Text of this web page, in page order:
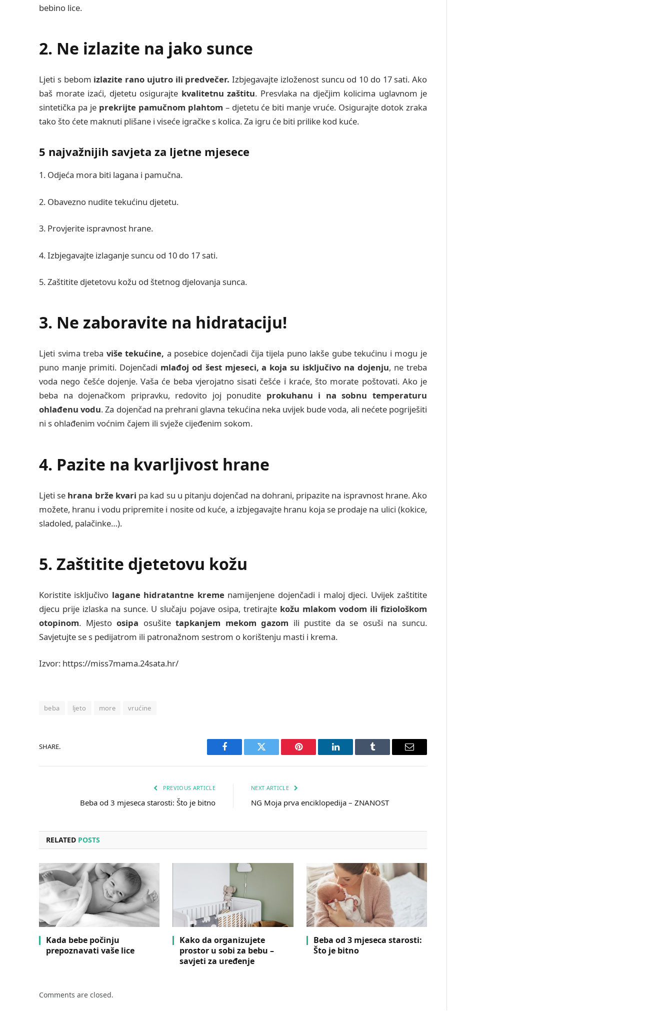
bebino lice.
2. Ne izlazite na jako sunce
Ljeti s bebom izlazite rano ujutro ili predvečer. Izbjegavajte izloženost suncu od 10 do 17 sati. Ako
baš morate izaći, djetetu osigurajte kvalitetnu zaštitu. Presvlaka na dječjim kolicima uglavnom je
sintetička pa jeprekrijte pamučnom plahtom – djetetu će biti manje vruće. Osigurajte dotok zraka
tako što ćete maknuti plišane i viseće igračke s kolica. Za igru će biti prilike kod kuće.
5 najvažnijih savjeta za ljetne mjesece
1. Odjeća mora biti lagana i pamučna.
2. Obavezno nudite tekućinu djetetu.
3. Provjerite ispravnost hrane.
4. Izbjegavajte izlaganje suncu od 10 do 17 sati.
5. Zaštitite djetetovu kožu od štetnog djelovanja sunca.
3. Ne zaboravite na hidrataciju!
Ljeti svima treba više tekućine, a posebice dojenčadi čija tijela puno lakše gube tekućinu i mogu je
puno manje primiti. Dojenčadi mlađoj od šest mjeseci, a koja su isključivo na dojenju, ne treba
voda nego češće dojenje. Vaša će beba vjerojatno sisati češće i kraće, što morate poštovati. Ako je
beba na dojenačkom pripravku, redovito joj ponudite prokuhanu i na sobnu temperaturu
ohlađenu vodu. Za dojenčad na prehrani glavna tekućina neka uvijek bude voda, ali nećete pogriješiti
ni s ohlađenim voćnim čajem ili svježe cijeđenim sokom.
4. Pazite na kvarljivost hrane
Ljeti se hrana brže kvari pa kad su u pitanju dojenčad na dohrani, pripazite na ispravnost hrane. Ako
možete, hranu i vodu pripremite i nosite od kuće, a izbjegavajte hranu koja se prodaje na ulici (kokice,
sladoled, palačinke…).
5. Zaštitite djetetovu kožu
Koristite isključivo lagane hidratantne kreme namijenjene dojenčadi i maloj djeci. Uvijek zaštitite
djecu prije izlaska na sunce. U slučaju pojave osipa, tretirajtekožu mlakom vodom ili fiziološkom
otopinom. Mjestoosipa osušitetapkanjem mekom gazom ili pustite da se osuši na suncu.
Savjetujte se s pedijatrom ili patronažnom sestrom o korištenju masti i krema.
Izvor: https://miss7mama.24sata.hr/
beba ljeto more vrućine
SHARE.
Facebook Twitter Pinterest LinkedIn Tumblr Email
PREVIOUS ARTICLE
Beba od 3 mjeseca starosti: Što je bitno
NEXT ARTICLE
NG Moja prva enciklopedija – ZNANOST
RELATED POSTS
Kada bebe počinju
prepoznavati vaše lice
Kako da organizujete
prostor u sobi za bebu –
savjeti za uređenje
Beba od 3 mjeseca starosti:
Što je bitno
Comments are closed.